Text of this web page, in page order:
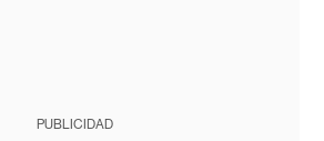
PUBLICIDAD